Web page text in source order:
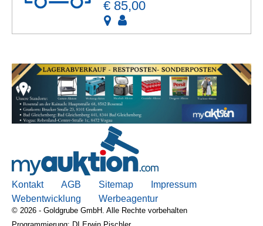
€ 85,00
Kontakt AGB Sitemap
Impressum
Webentwicklung
Werbeagentur
© 2026 - Goldgrube GmbH. Alle Rechte vorbehalten